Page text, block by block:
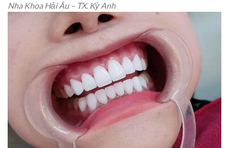
Nha Khoa Hải Âu – TX. Kỳ Anh